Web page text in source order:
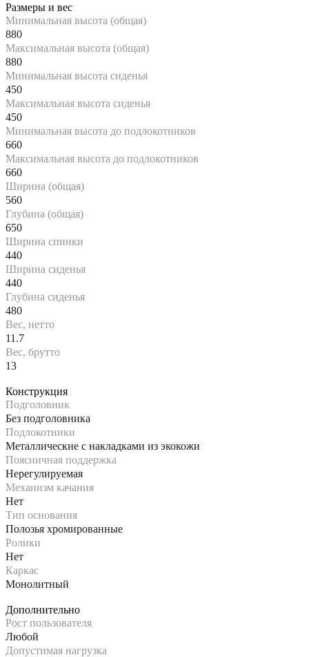
Размеры и вес
Минимальная высота (общая)
880
Максимальная высота (общая)
880
Минимальная высота сиденья
450
Максимальная высота сиденья
450
Минимальная высота до подлокотников
660
Максимальная высота до подлокотников
660
Ширина (общая)
560
Глубина (общая)
650
Ширина спинки
440
Ширина сиденья
440
Глубина сиденья
480
Вес, нетто
11.7
Вес, брутто
13
Конструкция
Подголовник
Без подголовника
Подлокотники
Металлические с накладками из экокожи
Поясничная поддержка
Нерегулируемая
Механизм качания
Нет
Тип основания
Полозья хромированные
Ролики
Нет
Каркас
Монолитный
Дополнительно
Рост пользователя
Любой
Допустимая нагрузка